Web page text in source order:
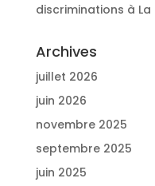
discriminations à La
Archives
juillet 2026
juin 2026
novembre 2025
septembre 2025
juin 2025